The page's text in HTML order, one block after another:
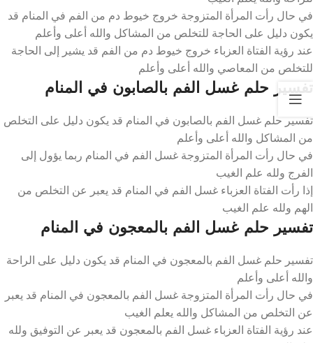
في حال رأت المرأة المتزوجة خروج خيوط دم من الفم في المنام قد
يكون دليل على الحاجة للتخلص من المشاكل والله أعلى وأعلم
عند رؤية الفتاة العزباء خروج خيوط دم من الفم قد يشير إلى الحاجة
للتخلص من المعاصي والله أعلى وأعلم
تفسير حلم غسل الفم بالصابون في المنام
تفسير حلم غسل الفم بالصابون في المنام قد يكون دليل على التخلص
من المشاكل والله أعلى وأعلم
في حال رأت المرأة المتزوجة غسل الفم في المنام ربما يؤول إلى
الفرج ولله علم الغيب
إذا رأت الفتاة العزباء غسل الفم في المنام قد يعبر عن التخلص من
الهم ولله علم الغيب
تفسير حلم غسل الفم بالمعجون في المنام
تفسير حلم غسل الفم بالمعجون في المنام قد يكون دليل على الراحة
والله أعلى وأعلم
في حال رأت المرأة المتزوجة غسل الفم بالمعجون في المنام قد يعبر
عن التخلص من المشاكل والله يعلم الغيب
عند رؤية الفتاة العزباء غسل الفم بالمعجون قد يعبر عن التوفيق ولله